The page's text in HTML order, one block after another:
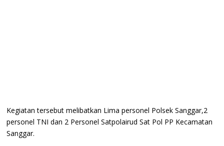
Kegiatan tersebut melibatkan Lima personel Polsek Sanggar,2
personel TNI dan 2 Personel Satpolairud Sat Pol PP Kecamatan
Sanggar.